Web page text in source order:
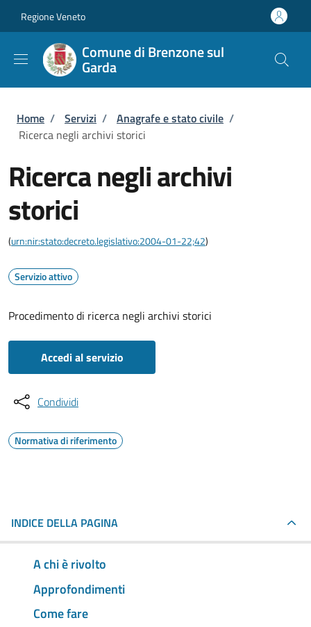
Regione Veneto
Comune di Brenzone sul
Garda
Briciole di pane
Home / Servizi / Anagrafe e stato civile /
Ricerca negli archivi storici
Ricerca negli archivi
storici
(urn:nir:stato:decreto.legislativo:2004-01-22;42)
Servizio attivo
Procedimento di ricerca negli archivi storici
Accedi al servizio
Condividi
Normativa di riferimento
INDICE DELLA PAGINA
A chi è rivolto
Approfondimenti
Come fare